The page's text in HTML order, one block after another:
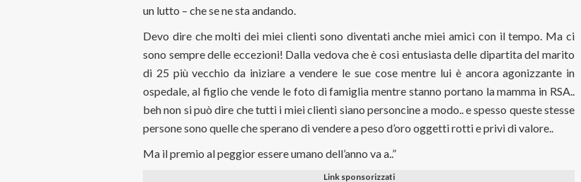
un lutto – che se ne sta andando.
Devo dire che molti dei miei clienti sono diventati anche miei amici con il tempo. Ma ci
sono sempre delle eccezioni! Dalla vedova che è così entusiasta delle dipartita del marito
di 25 più vecchio da iniziare a vendere le sue cose mentre lui è ancora agonizzante in
ospedale, al figlio che vende le foto di famiglia mentre stanno portano la mamma in RSA..
beh non si può dire che tutti i miei clienti siano personcine a modo.. e spesso queste stesse
persone sono quelle che sperano di vendere a peso d’oro oggetti rotti e privi di valore..
Ma il premio al peggior essere umano dell’anno va a..”